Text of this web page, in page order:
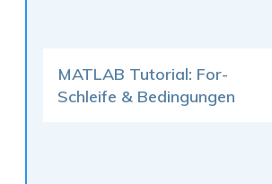
MATLAB Tutorial: For-
Schleife & Bedingungen